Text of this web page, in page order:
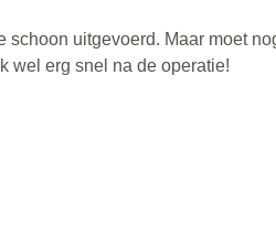
schoon uitgevoerd. Maar moet
wel erg snel na de operatie!